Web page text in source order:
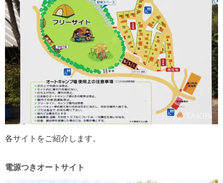
各サイトをご紹介します。
電源つきオートサイト